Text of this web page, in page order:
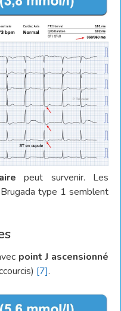
peut survenir. Les
type 1 semblent
point J ascensionné
[7].